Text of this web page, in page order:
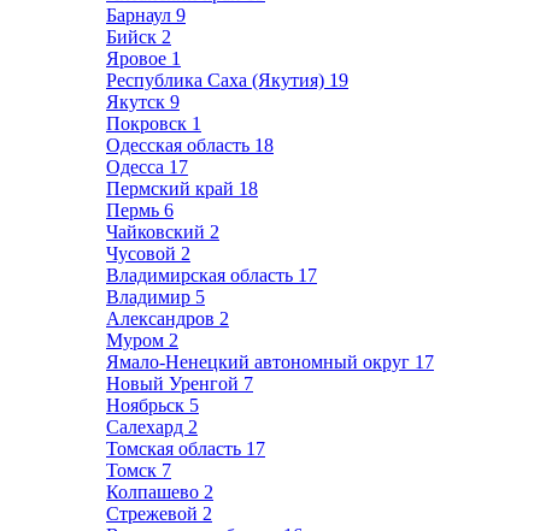
Барнаул 9
Бийск 2
Яровое 1
Республика Саха (Якутия) 19
Якутск 9
Покровск 1
Одесская область 18
Одесса 17
Пермский край 18
Пермь 6
Чайковский 2
Чусовой 2
Владимирская область 17
Владимир 5
Александров 2
Муром 2
Ямало-Ненецкий автономный округ 17
Новый Уренгой 7
Ноябрьск 5
Салехард 2
Томская область 17
Томск 7
Колпашево 2
Стрежевой 2